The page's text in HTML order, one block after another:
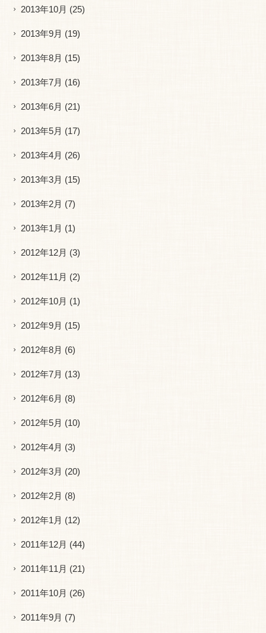
2013年10月 (25)
2013年9月 (19)
2013年8月 (15)
2013年7月 (16)
2013年6月 (21)
2013年5月 (17)
2013年4月 (26)
2013年3月 (15)
2013年2月 (7)
2013年1月 (1)
2012年12月 (3)
2012年11月 (2)
2012年10月 (1)
2012年9月 (15)
2012年8月 (6)
2012年7月 (13)
2012年6月 (8)
2012年5月 (10)
2012年4月 (3)
2012年3月 (20)
2012年2月 (8)
2012年1月 (12)
2011年12月 (44)
2011年11月 (21)
2011年10月 (26)
2011年9月 (7)